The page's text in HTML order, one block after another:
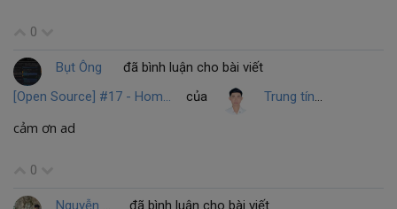
0
Bụt Ông
đã bình luận cho bài viết
[Open Source] #17 - Home Assistant Core: Đỉnh cao kiến trúc Event-driven và lập trình bất đồng bộ với Python 3.13
của Trung tín Phạm
cảm ơn ad
0
Nguyễn Huy Hoàng
đã bình luận cho bài viết